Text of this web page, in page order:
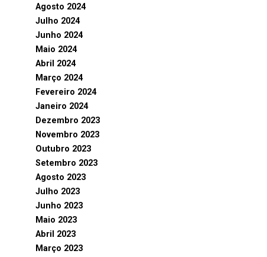
Agosto 2024
Julho 2024
Junho 2024
Maio 2024
Abril 2024
Março 2024
Fevereiro 2024
Janeiro 2024
Dezembro 2023
Novembro 2023
Outubro 2023
Setembro 2023
Agosto 2023
Julho 2023
Junho 2023
Maio 2023
Abril 2023
Março 2023